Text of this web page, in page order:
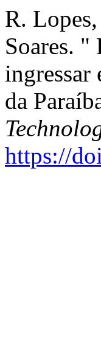
R.
Soares. "
ingressar
da
https://